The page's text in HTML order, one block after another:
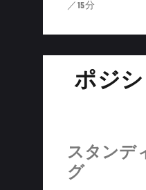
／15分
ポジ
スタンデ
グ